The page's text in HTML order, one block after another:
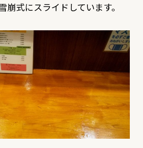
崩式にスライドしています。